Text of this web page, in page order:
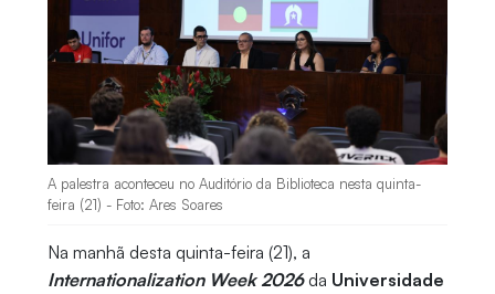
A palestra aconteceu no Auditório da Biblioteca nesta quinta-
feira (21) - Foto: Ares Soares
Na manhã desta quinta-feira (21), a
Internationalization Week 2026 da Universidade